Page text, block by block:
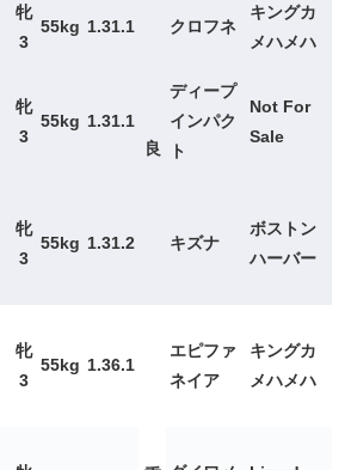
牝
3
55kg 1.31.1
良
クロフネ
キングカ
メハメハ
牝
3
55kg 1.31.1
ディープ
インパク
ト
Not For
Sale
牝
3
55kg 1.31.2 キズナ
ボストン
ハーバー
牝
3
55kg 1.36.1
エピファ
ネイア
キングカ
メハメハ